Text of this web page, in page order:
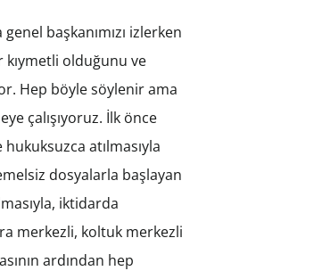
başkanımızı izlerken
kıymetli olduğunu ve
Hep böyle söylenir ama
çalışıyoruz. İlk önce
atılmasıyla
dosyalarla başlayan
iktidarda
merkezli, koltuk merkezli
ardından hep